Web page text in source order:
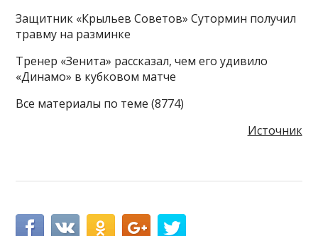
Защитник «Крыльев Советов» Сутормин получил
травму на разминке
Тренер «Зенита» рассказал, чем его удивило
«Динамо» в кубковом матче
Все материалы по теме (8774)
Источник